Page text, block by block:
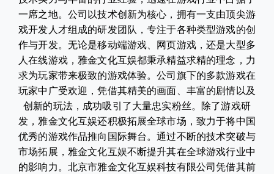
一席之地。公司以技术创新为核心，拥有一支由顶尖游
戏开发人才组成的研发团队，专注于各种类型游戏的创
作与开发。无论是移动端游戏、网页游戏，还是大型多
人在线游戏，雅金文化互娱都秉承精益求精的理念，力
求为玩家带来极致的游戏体验。公司旗下的多款游戏在
玩家中广受欢迎，凭借其精美的画面、丰富的剧情以及
创新的玩法，成功吸引了大量忠实粉丝。除了游戏研
发，雅金文化互娱还积极拓展全球市场，致力于将中国
优秀的游戏作品推向国际舞台。通过不断的技术突破与
市场拓展，雅金文化互娱不断提升其在全球游戏行业中
的影响力。北京市雅金文化互娱科技有限公司凭借其前